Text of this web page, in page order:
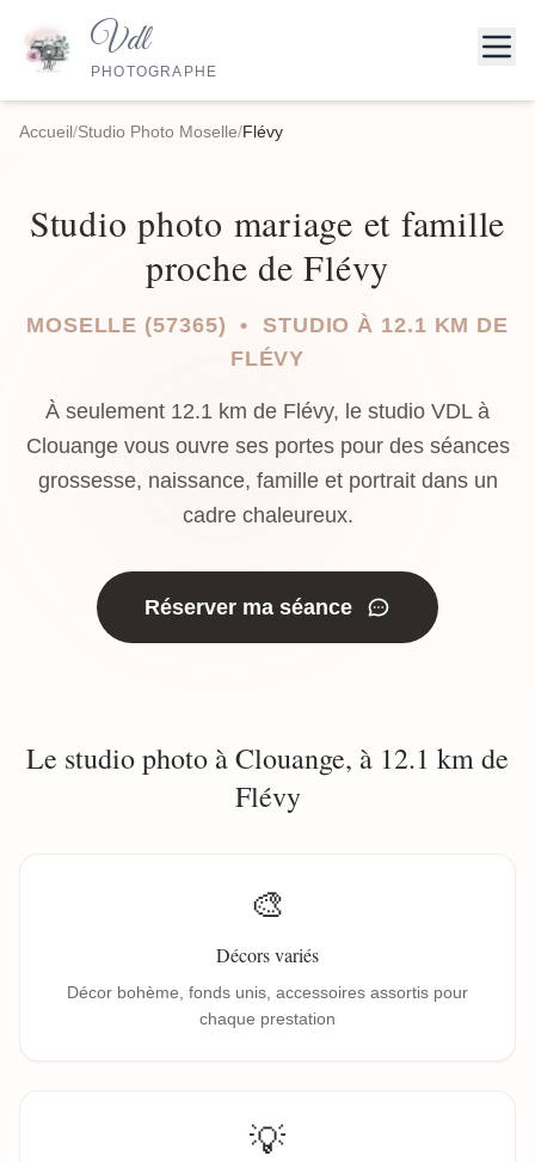
Vdl
PHOTOGRAPHE
Accueil/Studio Photo Moselle/Flévy
Studio photo mariage et famille
proche de Flévy
MOSELLE (57365) • STUDIO À 12.1 KM DE
FLÉVY
À seulement 12.1 km de Flévy, le studio VDL à
Clouange vous ouvre ses portes pour des séances
grossesse, naissance, famille et portrait dans un
cadre chaleureux.
Réserver ma séance
Le studio photo à Clouange, à 12.1 km de
Flévy
🎨
Décors variés
Décor bohème, fonds unis, accessoires assortis pour
chaque prestation
💡